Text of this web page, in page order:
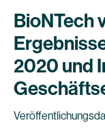
BioNTech
2020 und